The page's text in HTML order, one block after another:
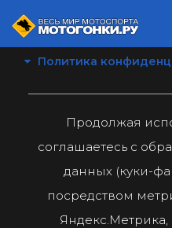
Политика
Продолжая
соглашаетесь с
данных (куки-
посредством
Яндекс.Метрика,